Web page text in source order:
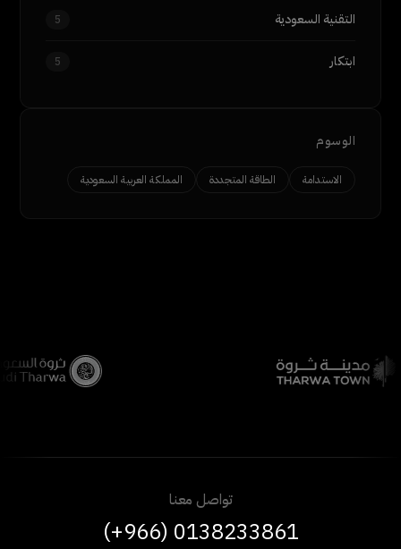
التقنية السعودية 5
ابتكار 5
الوسوم
الاستدامة الطاقة المتجددة المملكة العربية السعودية
تواصل معنا
(+966) 0138233861